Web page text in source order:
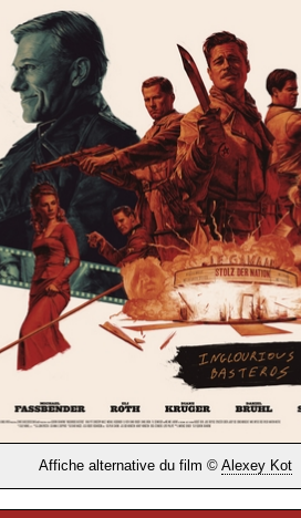
Affiche alternative du film © Alexey Kot